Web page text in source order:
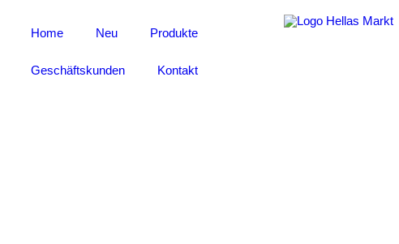
Home Neu Produkte
Geschäftskunden Kontakt